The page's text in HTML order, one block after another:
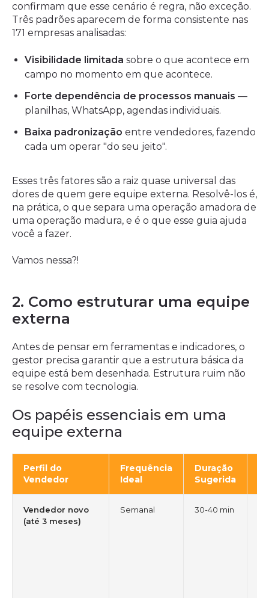
confirmam que esse cenário é regra, não exceção.
Três padrões aparecem de forma consistente nas
171 empresas analisadas:
Visibilidade limitada sobre o que acontece em
campo no momento em que acontece.
Forte dependência de processos manuais —
planilhas, WhatsApp, agendas individuais.
Baixa padronização entre vendedores, fazendo
cada um operar "do seu jeito".
Esses três fatores são a raiz quase universal das
dores de quem gere equipe externa. Resolvê-los é,
na prática, o que separa uma operação amadora de
uma operação madura, e é o que esse guia ajuda
você a fazer.
Vamos nessa?!
2. Como estruturar uma equipe
externa
Antes de pensar em ferramentas e indicadores, o
gestor precisa garantir que a estrutura básica da
equipe está bem desenhada. Estrutura ruim não
se resolve com tecnologia.
Os papéis essenciais em uma
equipe externa
Perfil do
Vendedor
Frequência
Ideal
Duração
Sugerida
Vendedor novo
(até 3 meses)
Semanal 30-40 min